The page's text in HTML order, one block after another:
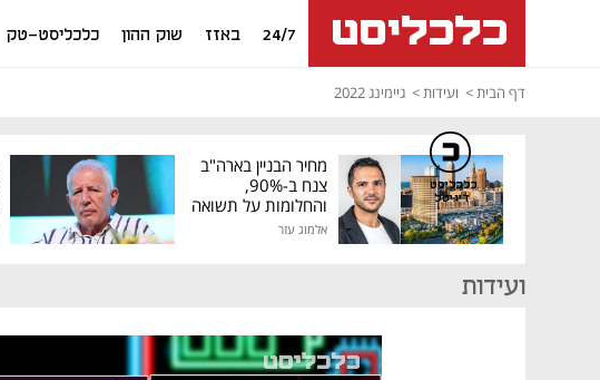
24/7 באזז שוק ההון כלכליסט-טק
דף הבית ועידות גיימינג 2022
מחיר הבניין בארה"ב
צנח ב-90%,
והחלומות על תשואה
גבוהה התנפצו
אלמוג עזר
ועידות
כלכליסט
דיגיטל